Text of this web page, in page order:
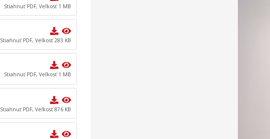
Stiahnuť PDF, Veľkosť 1 MB
Stiahnuť PDF, Veľkosť 283 KB
Stiahnuť PDF, Veľkosť 1 MB
Stiahnuť PDF, Veľkosť 876 KB